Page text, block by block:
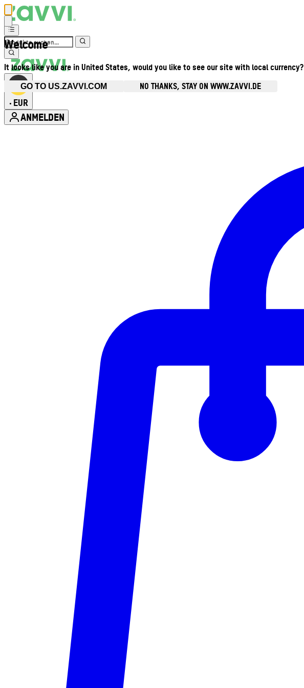
Welcome
It looks like you are in United States, would you like to see our site with local currency?
GO TO US.ZAVVI.COM NO THANKS, STAY ON WWW.ZAVVI.DE
• EUR
ANMELDEN